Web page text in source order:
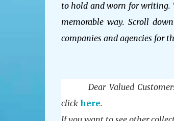
to hold and worn for writing.
memorable way. Scroll
companies and agencies for
Dear Valued Customers,
click here.